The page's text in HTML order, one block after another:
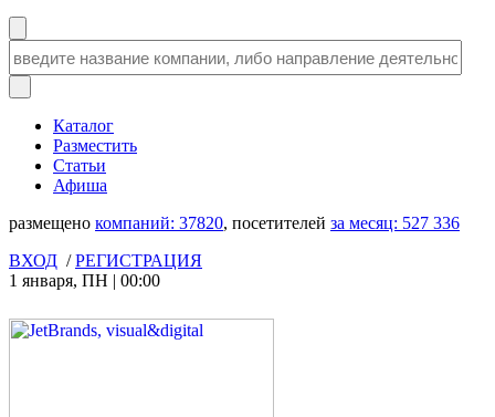
Каталог
Разместить
Статьи
Афиша
размещено компаний: 37820, посетителей за месяц: 527 336
ВХОД /РЕГИСТРАЦИЯ
1 января, ПН | 00:00